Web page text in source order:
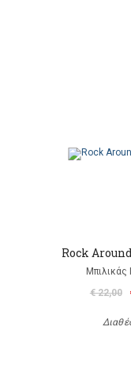
Rock
Μπιλικάς
€ 22,00